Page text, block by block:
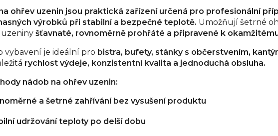
ohřev uzenin jsou praktická zařízení určená pro profesionální
výrobků při stabilní a bezpečné teplotě. Umožňují šetrné
uzeniny šťavnaté, rovnoměrně prohřáté a připravené k
vybavení je ideální pro bistra, bufety, stánky s občerstvením,
rychlost výdeje, konzistentní kvalita a jednoduchá obsluha.
nádob na ohřev uzenin:
a šetrné zahřívání bez vysušení produktu
udržování teploty po delší dobu